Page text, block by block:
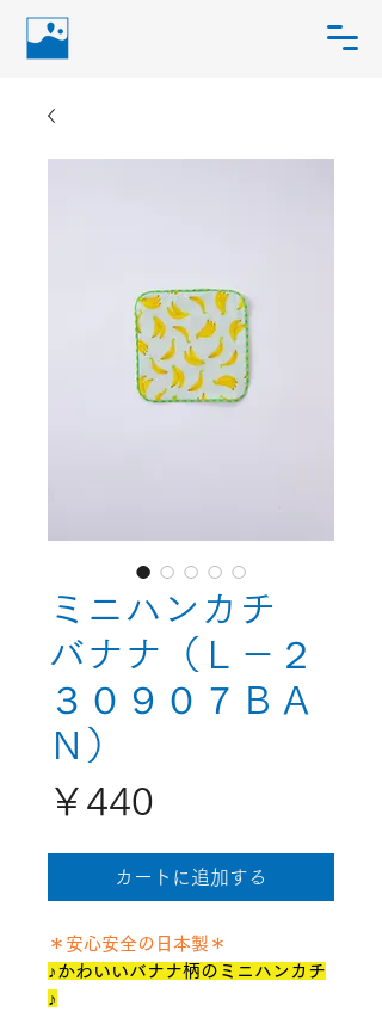
ミニハンカチ
バナナ（Ｌ－２
３０９０７ＢＡ
Ｎ）
￥440
格
カートに追加する
＊安心安全の日本製＊
♪かわいいバナナ柄のミニハンカチ
♪